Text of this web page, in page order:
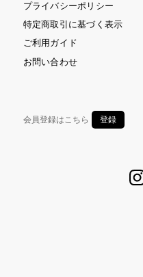
プライバシーポリシー
特定商取引に基づく表示
ご利用ガイド
お問い合わせ
会員登録はこちら 登録